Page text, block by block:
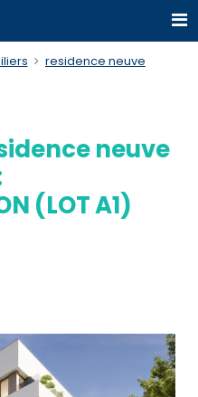
residence neuve
neuve
(LOT A1)